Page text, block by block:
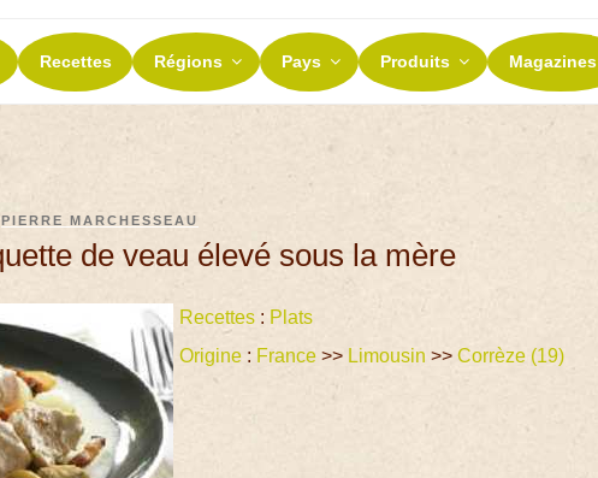
RECETTES ET TERROIRS
La richesse de nos terroirs
Recettes Régions Pays Produits Magazines
PIERRE MARCHESSEAU
de veau élevé sous la mère
Recettes : Plats
Origine : France >> Limousin >>Corrèze (19)